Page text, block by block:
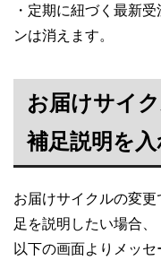
・定期に紐づく最新
ンは消えます。
お届けサイ
補足説明を
お届けサイクルの変
足を説明したい場合、
以下の画面よりメッセ